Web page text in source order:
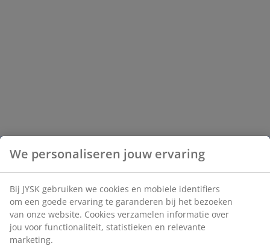
We personaliseren jouw ervaring
Bij JYSK gebruiken we cookies en mobiele identifiers
om een goede ervaring te garanderen bij het bezoeken
van onze website. Cookies verzamelen informatie over
jou voor functionaliteit, statistieken en relevante
marketing.